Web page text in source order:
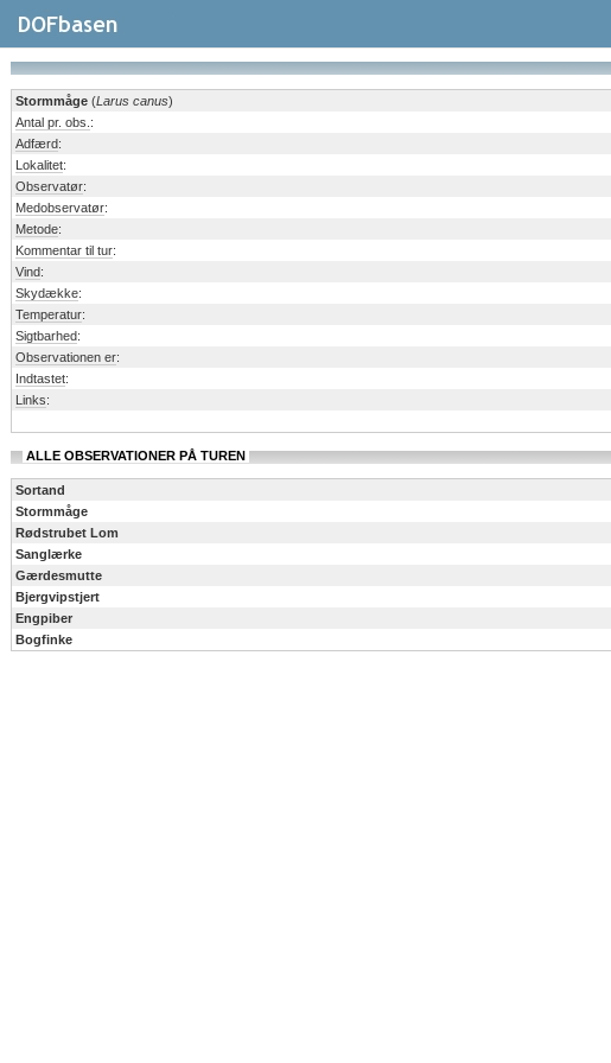
Stormmåge (Larus canus)
Antal pr. obs. :
Adfærd:
Lokalitet:
Observatør:
Medobservatør:
Metode:
Kommentar til tur:
Vind:
Skydække:
Temperatur:
Sigtbarhed:
Observationen er:
Indtastet:
Links:
ALLE OBSERVATIONER PÅ TUREN
Sortand
Stormmåge
Rødstrubet Lom
Sanglærke
Gærdesmutte
Bjergvipstjert
Engpiber
Bogfinke